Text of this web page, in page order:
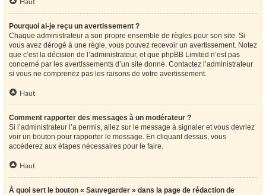
Haut
Pourquoi ai-je reçu un avertissement ?
Chaque administrateur a son propre ensemble de règles pour son site. Si
vous avez dérogé à une règle, vous pouvez recevoir un avertissement. Notez
que c’est la décision de l’administrateur, et que phpBB Limited n’est pas
concerné par les avertissements d’un site donné. Contactez l’administrateur
si vous ne comprenez pas les raisons de votre avertissement.
Haut
Comment rapporter des messages à un modérateur ?
Si l’administrateur l’a permis, allez sur le message à signaler et vous devriez
voir un bouton pour rapporter le message. En cliquant dessus, vous
accéderez aux étapes nécessaires pour le faire.
Haut
À quoi sert le bouton « Sauvegarder » dans la page de rédaction de